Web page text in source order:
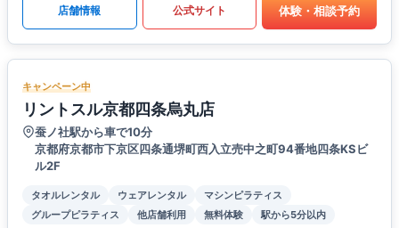
店舗情報 公式サイト 体験・相談予約
キャンペーン中
リントスル京都四条烏丸店
蚕ノ社駅から車で10分
京都府京都市下京区四条通堺町西入立売中之町94番地四条KSビ
ル2F
タオルレンタル ウェアレンタル
マシンピラティス
グループピラティス
他店舗利用 無料体験 駅から5分以内